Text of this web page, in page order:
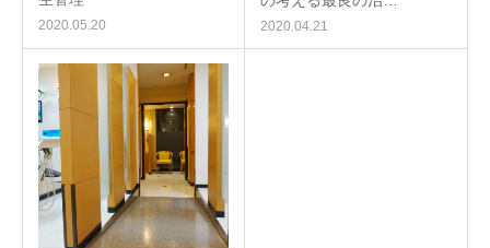
2020.05.20 2020.04.21